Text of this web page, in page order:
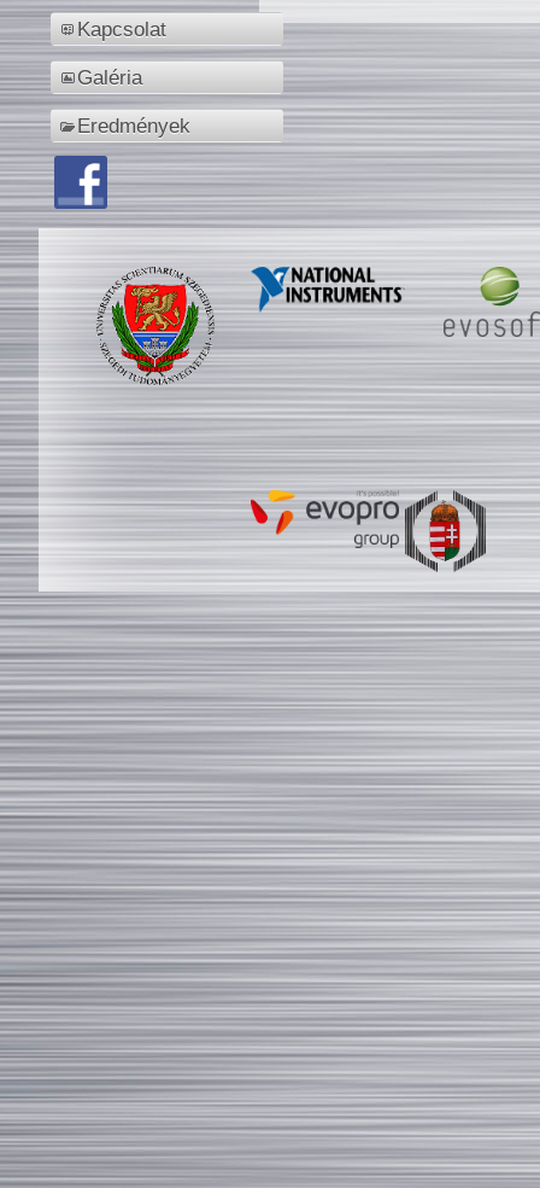
Kapcsolat
Galéria
Eredmények